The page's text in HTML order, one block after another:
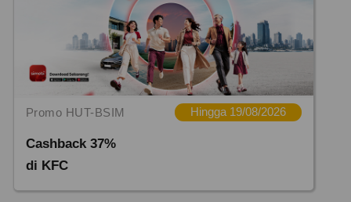
Promo HUT-BSIM Hingga 19/08/2026
Cashback 37%
di KFC